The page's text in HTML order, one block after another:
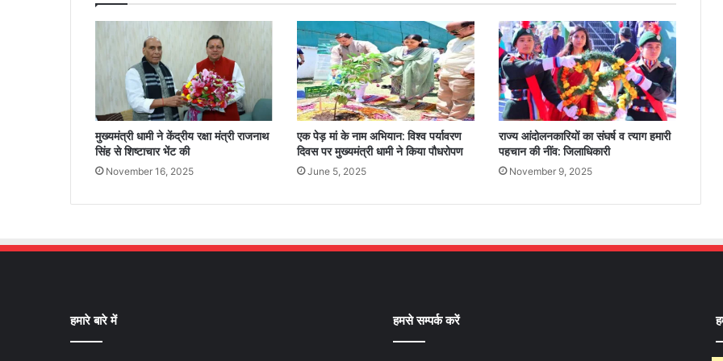
मुख्यमंत्री धामी ने केंद्रीय रक्षा मंत्री राजनाथ
सिंह से शिष्टाचार भेंट की
November 16, 2025
एक पेड़ मां के नाम अभियान: विश्व पर्यावरण
दिवस पर मुख्यमंत्री धामी ने किया पौधरोपण
June 5, 2025
राज्य आंदोलनकारियों का संघर्ष व त्याग हमारी
पहचान की नींव: जिलाधिकारी
November 9, 2025
हमारे बारे में हमसे सम्पर्क करें